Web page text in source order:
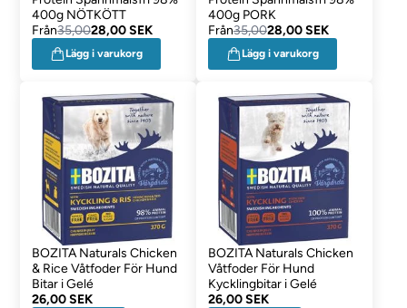
400g NÖTKÖTT
Från35,0028,00 SEK
Lägg i varukorg
400g PORK
Från35,0028,00 SEK
Lägg i varukorg
BOZITA Naturals Chicken
& Rice Våtfoder För Hund
Bitar i Gelé
26,00 SEK
BOZITA Naturals Chicken
Våtfoder För Hund
Kycklingbitar i Gelé
26,00 SEK